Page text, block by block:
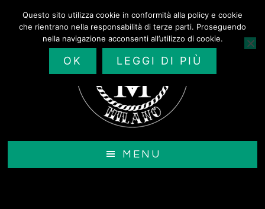
contenuto
MENU
Questo sito utilizza cookie in conformità alla policy e cookie
che rientrano nella responsabilità di terze parti. Proseguendo
nella navigazione acconsenti all’utilizzo di cookie.
OK LEGGI DI PIÙ